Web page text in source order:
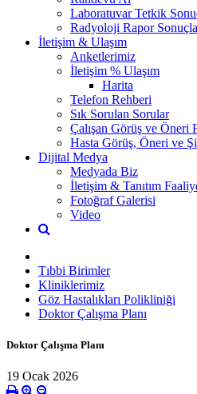
Laboratuvar Tetkik
Radyoloji Rapor
İletişim & Ulaşım
Anketlerimiz
İletişim % Ulaşım
Harita
Telefon Rehberi
Sık Sorulan Sorular
Çalışan Görüş ve Öneri
Hasta Görüş, Öneri ve
Dijital Medya
Medyada Biz
İletişim & Tanıtım
Fotoğraf Galerisi
Video
Tıbbi Birimler
Kliniklerimiz
Göz Hastalıkları Polikliniği
Doktor Çalışma Planı
Doktor Çalışma Planı
19 Ocak 2026